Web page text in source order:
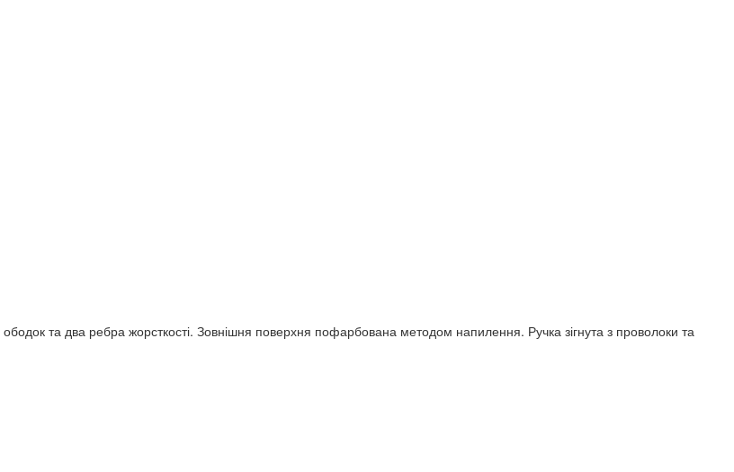
та два ребра жорсткості. Зовнішня поверхня пофарбована методом напилення. Ручка зігнута з проволоки та